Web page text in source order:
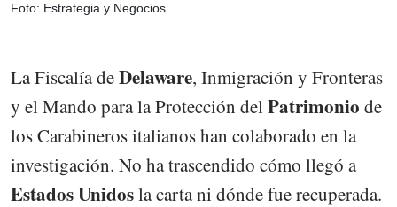
Foto: Estrategia y Negocios
La Fiscalía deDelaware, Inmigración y Fronteras
y el Mando para la Protección delPatrimonio de
los Carabineros italianos han colaborado en la
investigación. No ha trascendido cómo llegó a
Estados Unidosla carta ni dónde fue recuperada.